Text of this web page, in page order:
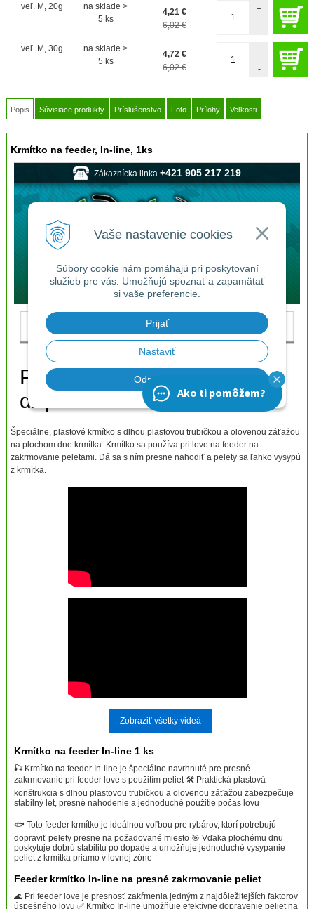
veľ. M, 20g
na sklade >
5 ks
4,21 €
6,02 €
-
+
veľ. M, 30g
na sklade >
5 ks
4,72 €
6,02 €
-
+
Popis Súvisiace produkty Príslušenstvo Foto Prílohy Veľkosti
Krmítko na feeder, In-line, 1ks
Špeciálne, plastové krmítko s dlhou plastovou trubičkou a olovenou záťažou
na plochom dne krmítka. Krmítko sa používa pri love na feeder na
zakrmovanie peletami. Dá sa s ním presne nahodiť a pelety sa ľahko vysypú
z krmítka.
Zobraziť všetky videá
Krmítko na feeder In-line 1 ks
🎣 Krmítko na feeder In-line je špeciálne navrhnuté pre presné
zakrmovanie pri feeder love s použitím peliet 🛠️ Praktická plastová
konštrukcia s dlhou plastovou trubičkou a olovenou záťažou zabezpečuje
stabilný let, presné nahodenie a jednoduché použitie počas lovu
🐟 Toto feeder krmítko je ideálnou voľbou pre rybárov, ktorí potrebujú
dopraviť pelety presne na požadované miesto 🎯 Vďaka plochému dnu
poskytuje dobrú stabilitu po dopade a umožňuje jednoduché vysypanie
peliet z krmítka priamo v lovnej zóne
Feeder krmítko In-line na presné zakrmovanie peliet
🌊 Pri feeder love je presnosť zakŕmenia jedným z najdôležitejších faktorov
úspešného lovu ✅ Krmítko In-line umožňuje efektívne dopravenie peliet na